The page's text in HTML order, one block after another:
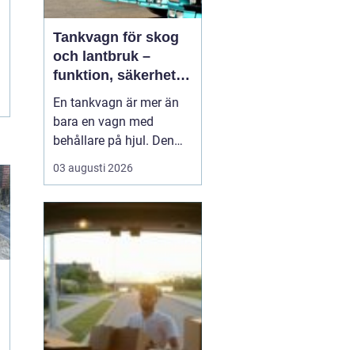
Tankvagn för skog
och lantbruk –
funktion, säkerhet
och smarta val
En tankvagn är mer än
bara en vagn med
behållare på hjul. Den
blir snabbt en
nyckelresurs i vardagen
skog, lantbruk och
entreprenadarbeten. När
eller andra vä...
03 augusti 2026